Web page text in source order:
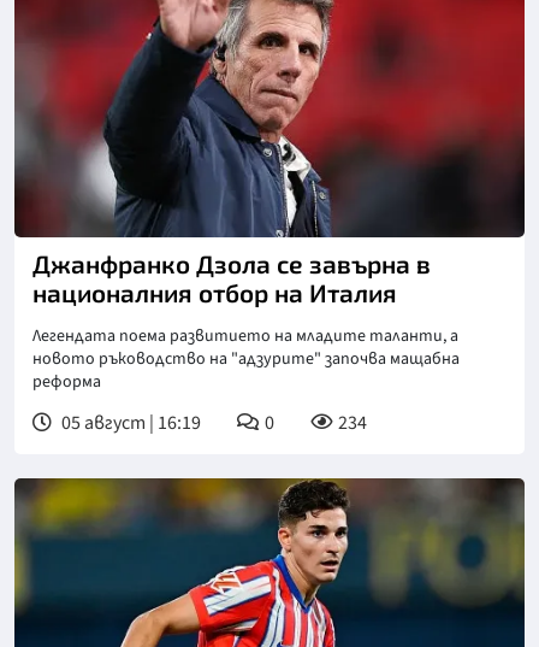
Снимка: goggle
Джанфранко Дзола се завърна в
националния отбор на Италия
Легендата поема развитието на младите таланти, а
новото ръководство на "адзурите" започва мащабна
реформа
05 август | 16:19 0 234